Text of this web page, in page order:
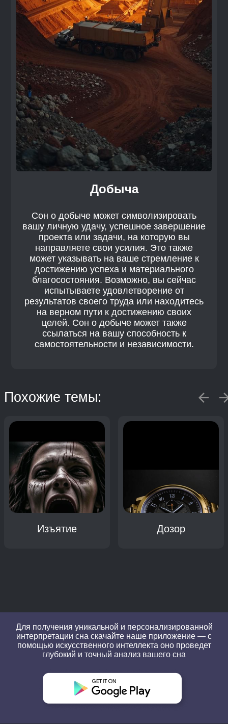
Добыча
Сон о добыче может символизировать
вашу личную удачу, успешное завершение
проекта или задачи, на которую вы
направляете свои усилия. Это также
может указывать на ваше стремление к
достижению успеха и материального
благосостояния. Возможно, вы сейчас
испытываете удовлетворение от
результатов своего труда или находитесь
на верном пути к достижению своих
целей. Сон о добыче может также
ссылаться на вашу способность к
самостоятельности и независимости.
Похожие темы:
Изъятие Дозор
Для получения уникальной и персонализированной
интерпретации сна скачайте наше приложение — с
помощью искусственного интеллекта оно проведет
глубокий и точный анализ вашего сна